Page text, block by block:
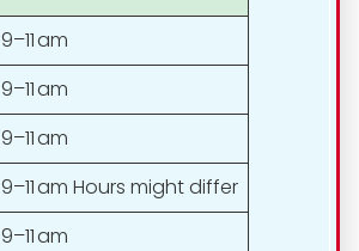
9–11 am
9–11 am
9–11 am
9–11 am Hours might differ
9–11 am